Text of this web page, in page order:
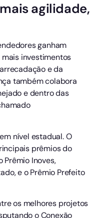
agilidade,
ganham
investimentos
e da
também colabora
e dentro das
nível estadual. O
prêmios do
Prêmio Inoves,
e o Prêmio Prefeito
os melhores projetos
o Conexão